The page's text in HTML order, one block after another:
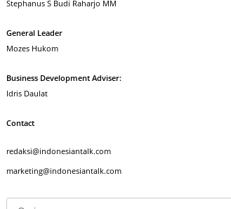
Stephanus S Budi Raharjo MM
General Leader
Mozes Hukom
Business Development Adviser:
Idris Daulat
Contact
redaksi@indonesiantalk.com
marketing@indonesiantalk.com